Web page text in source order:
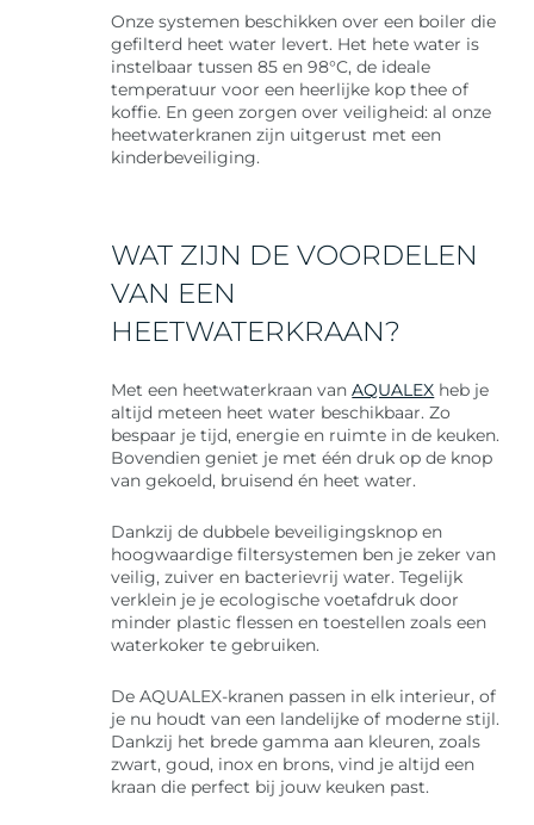
Onze systemen beschikken over een boiler die
gefilterd heet water levert. Het hete water is
instelbaar tussen 85 en 98°C, de ideale
temperatuur voor een heerlijke kop thee of
koffie. En geen zorgen over veiligheid: al onze
heetwaterkranen zijn uitgerust met een
kinderbeveiliging.
WAT ZIJN DE VOORDELEN
VAN EEN
HEETWATERKRAAN?
Met een heetwaterkraan vanAQUALEX heb je
altijd meteen heet water beschikbaar. Zo
bespaar je tijd, energie en ruimte in de keuken.
Bovendien geniet je met één druk op de knop
van gekoeld, bruisend én heet water.
Dankzij de dubbele beveiligingsknop en
hoogwaardige filtersystemen ben je zeker van
veilig, zuiver en bacterievrij water. Tegelijk
verklein je je ecologische voetafdruk door
minder plastic flessen en toestellen zoals een
waterkoker te gebruiken.
De AQUALEX-kranen passen in elk interieur, of
je nu houdt van een landelijke of moderne stijl.
Dankzij het brede gamma aan kleuren, zoals
zwart, goud, inox en brons, vind je altijd een
kraan die perfect bij jouw keuken past.